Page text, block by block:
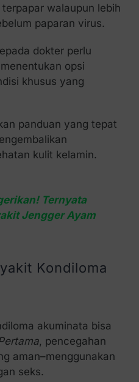
walaupun lebih
paparan virus.
dokter perlu
opsi
khusus yang
panduan yang tepat
kulit kelamin.
Ternyata
Jengger Ayam
Kondiloma
akuminata bisa
, pencegahan
aman–menggunakan
seks.